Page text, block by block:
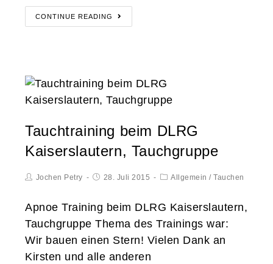
CONTINUE READING
Tauchtraining beim DLRG
Kaiserslautern, Tauchgruppe
Jochen Petry 28. Juli 2015 Allgemein /Tauchen
Apnoe Training beim DLRG Kaiserslautern,
Tauchgruppe Thema des Trainings war:
Wir bauen einen Stern! Vielen Dank an
Kirsten und alle anderen